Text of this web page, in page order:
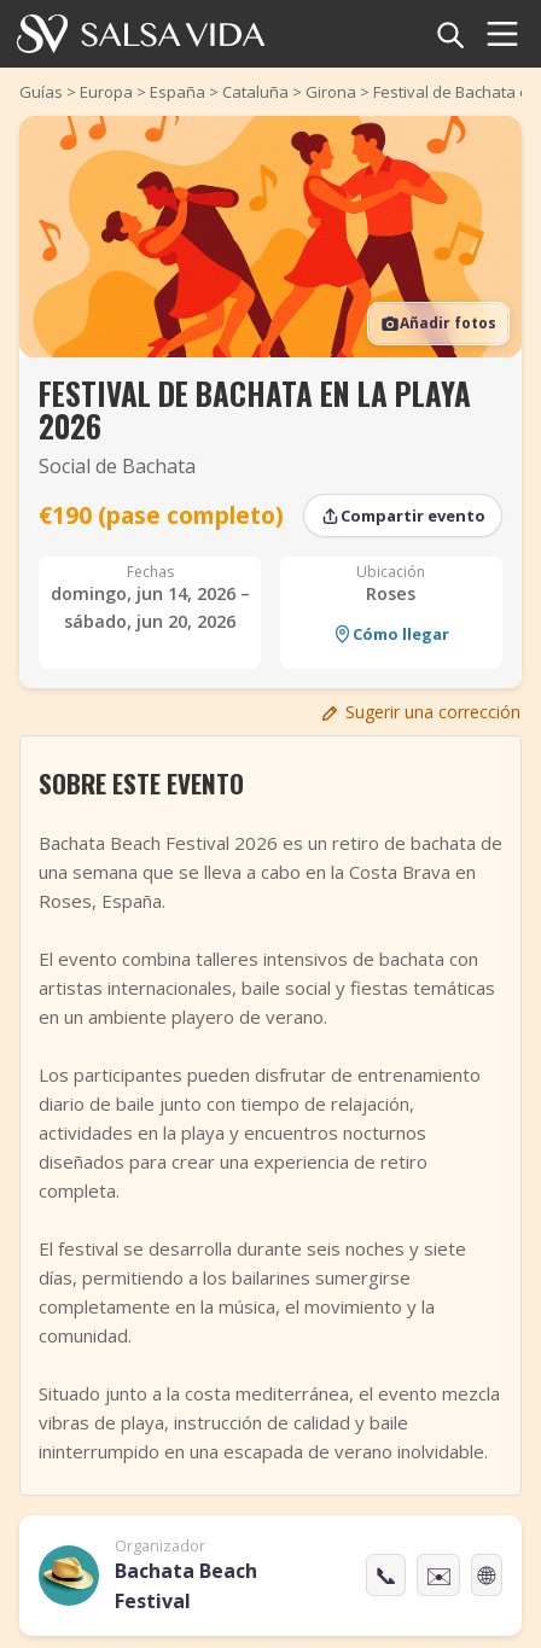
Inicio
Eventos
Noticias
Artículos
Videos
Glosario
TuneTempo
Añadir evento
Guías > Europa > España > Cataluña > Girona > Festival de Bachata
Añadir fotos
FESTIVAL DE BACHATA EN LA PLAYA
2026
Social de Bachata
€190 (pase completo) Compartir evento
Fechas
domingo, jun 14, 2026 –
sábado, jun 20, 2026
Ubicación
Roses
Cómo llegar
Sugerir una corrección
SOBRE ESTE EVENTO
Bachata Beach Festival 2026 es un retiro de bachata de
una semana que se lleva a cabo en la Costa Brava en
Roses, España.
El evento combina talleres intensivos de bachata con
artistas internacionales, baile social y fiestas temáticas
en un ambiente playero de verano.
Los participantes pueden disfrutar de entrenamiento
diario de baile junto con tiempo de relajación,
actividades en la playa y encuentros nocturnos
diseñados para crear una experiencia de retiro
completa.
El festival se desarrolla durante seis noches y siete
días, permitiendo a los bailarines sumergirse
completamente en la música, el movimiento y la
comunidad.
Situado junto a la costa mediterránea, el evento mezcla
vibras de playa, instrucción de calidad y baile
ininterrumpido en una escapada de verano inolvidable.
Organizador
Bachata Beach
Festival
📞 ✉️ 🌐